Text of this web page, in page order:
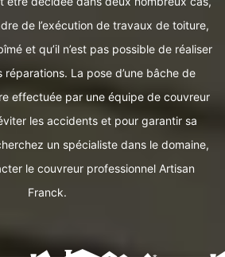
de l’exécution de travaux de toiture,
et qu’il n’est pas possible de réaliser
réparations. La pose d’une bâche de
effectuée par une équipe de couvreur
les accidents et pour garantir sa
un spécialiste dans le domaine,
le couvreur professionnel Artisan
Franck.